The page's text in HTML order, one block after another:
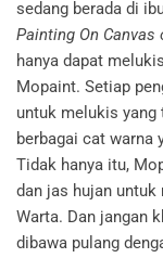
sedang berada di
Painting On Canvas
hanya dapat
Mopaint. Setiap
untuk melukis yang
berbagai cat warna
Tidak hanya itu,
dan jas hujan untuk
Warta. Dan jangan
dibawa pulang